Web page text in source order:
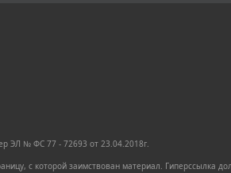
ЭЛ № ФС 77 - 72693 от 23.04.2018г.
с которой заимствован материал. Гиперссылка